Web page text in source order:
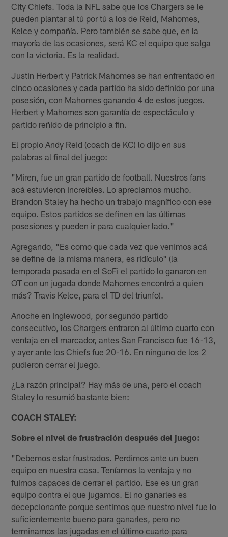
City Chiefs. Toda la NFL sabe que los Chargers se le
pueden plantar al tú por tú a los de Reid, Mahomes,
Kelce y compañía. Pero también se sabe que, en la
mayoría de las ocasiones, será KC el equipo que salga
con la victoria. Es la realidad.
Justin Herbert y Patrick Mahomes se han enfrentado en
cinco ocasiones y cada partido ha sido definido por una
posesión, con Mahomes ganando 4 de estos juegos.
Herbert y Mahomes son garantía de espectáculo y
partido reñido de principio a fin.
El propio Andy Reid (coach de KC) lo dijo en sus
palabras al final del juego:
"Miren, fue un gran partido de football. Nuestros fans
acá estuvieron increíbles. Lo apreciamos mucho.
Brandon Staley ha hecho un trabajo magnífico con ese
equipo. Estos partidos se definen en las últimas
posesiones y pueden ir para cualquier lado."
Agregando, "Es como que cada vez que venimos acá
se define de la misma manera, es ridículo" (la
temporada pasada en el SoFi el partido lo ganaron en
OT con un jugada donde Mahomes encontró a quien
más? Travis Kelce, para el TD del triunfo).
Anoche en Inglewood, por segundo partido
consecutivo, los Chargers entraron al último cuarto con
ventaja en el marcador, antes San Francisco fue 16-13,
y ayer ante los Chiefs fue 20-16. En ninguno de los 2
pudieron cerrar el juego.
¿La razón principal? Hay más de una, pero el coach
Staley lo resumió bastante bien:
COACH STALEY:
Sobre el nivel de frustración después del juego:
"Debemos estar frustrados. Perdimos ante un buen
equipo en nuestra casa. Teníamos la ventaja y no
fuimos capaces de cerrar el partido. Ese es un gran
equipo contra el que jugamos. El no ganarles es
decepcionante porque sentimos que nuestro nivel fue lo
suficientemente bueno para ganarles, pero no
terminamos las jugadas en el último cuarto para